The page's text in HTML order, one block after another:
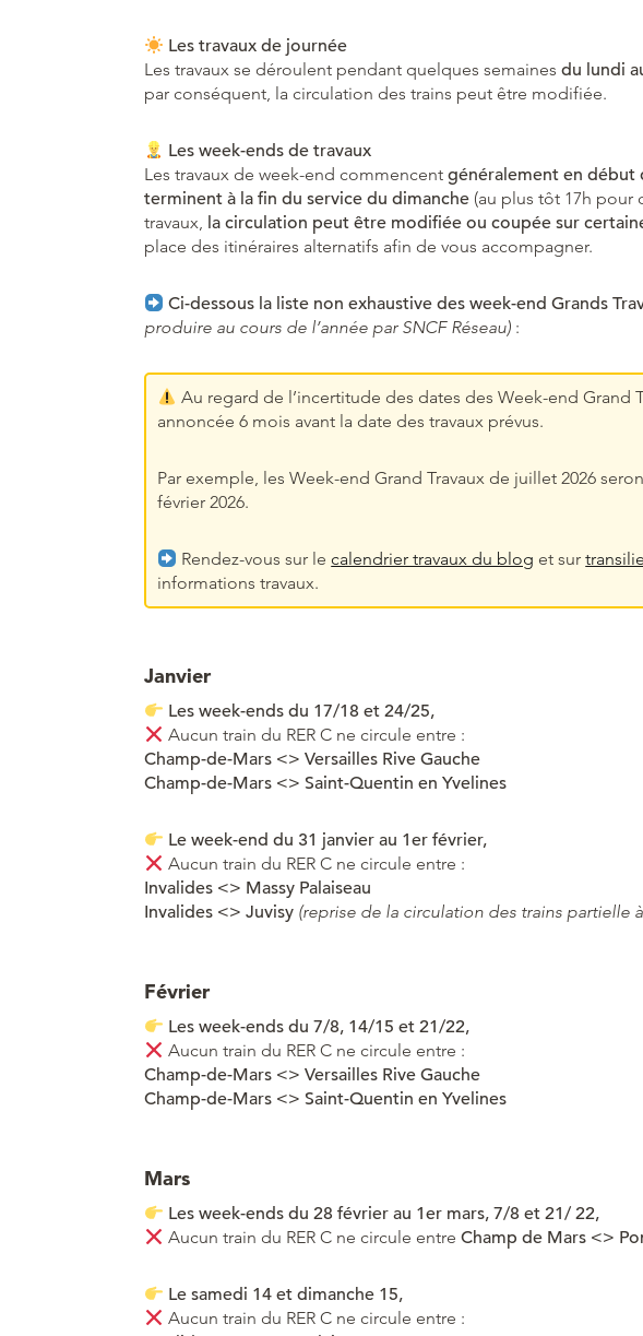
Les travaux de journée
Les travaux se déroulent pendant quelques semaines du lundi
par conséquent, la circulation des trains peut être modifiée.
Les week-ends de travaux
Les travaux de week-end commencent généralement en début
terminent à la fin du service du dimanche (au plus tôt 17h pour
travaux, la circulation peut être modifiée ou coupée sur
place des itinéraires alternatifs afin de vous accompagner.
Ci-dessous la liste non exhaustive des week-end Grands
produire au cours de l’année par SNCF Réseau) :
Au regard de l’incertitude des dates des Week-end Grand
annoncée 6 mois avant la date des travaux prévus.
Par exemple, les Week-end Grand Travaux de juillet 2026
février 2026.
Rendez-vous sur lecalendrier travaux du blog et sur
informations travaux.
Janvier
Les week-ends du 17/18 et 24/25,
Aucun train du RER C ne circule entre :
Champ-de-Mars <> Versailles Rive Gauche
Champ-de-Mars <> Saint-Quentin en Yvelines
Le week-end du 31 janvier au 1er février,
Aucun train du RER C ne circule entre :
Invalides <> Massy Palaiseau
Invalides <> Juvisy (reprise de la circulation des trains partielle
Février
Les week-ends du 7/8, 14/15 et 21/22,
Aucun train du RER C ne circule entre :
Champ-de-Mars <> Versailles Rive Gauche
Champ-de-Mars <> Saint-Quentin en Yvelines
Mars
Les week-ends du 28 février au 1er mars, 7/8 et 21/ 22,
Aucun train du RER C ne circule entreChamp de Mars <>
Le samedi 14 et dimanche 15,
Aucun train du RER C ne circule entre :